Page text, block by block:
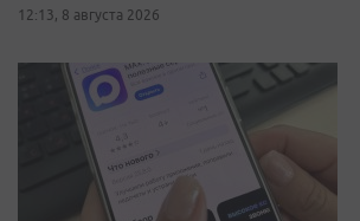
12:13, 8 августа 2026